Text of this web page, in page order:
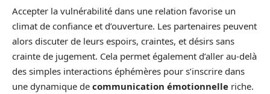
Accepter la vulnérabilité dans une relation favorise un
climat de confiance et d’ouverture. Les partenaires peuvent
alors discuter de leurs espoirs, craintes, et désirs sans
crainte de jugement. Cela permet également d’aller au-delà
des simples interactions éphémères pour s’inscrire dans
une dynamique de communication émotionnelle riche.